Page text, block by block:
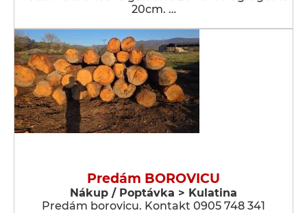
20cm. …
Predám BOROVICU
Nákup / Poptávka > Kulatina
Predám borovicu. Kontakt 0905 748 341